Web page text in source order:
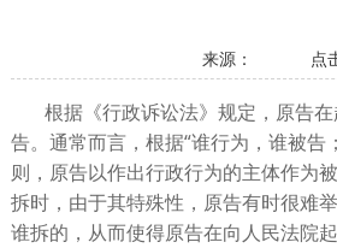
来源： 点击
根据《行政诉讼法》规定，原告
告。通常而言，根据“谁行为，谁被告
则，原告以作出行政行为的主体作为
拆时，由于其特殊性，原告有时很难
谁拆的，从而使得原告在向人民法院